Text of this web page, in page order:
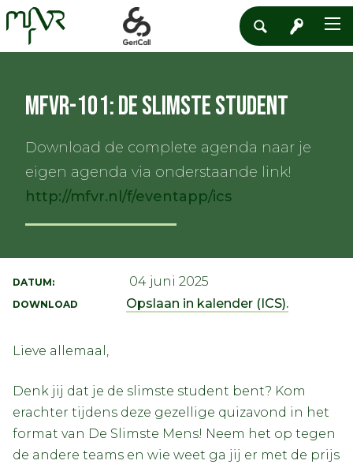
MFVR-101: De Slimste Student
Download de complete agenda naar je
eigen agenda via onderstaande link!
http://mfvr.nl/f/eventapp/ics
DATUM: 04 juni 2025
DOWNLOAD Opslaan in kalender (ICS).
Lieve allemaal,
Denk jij dat je de slimste student bent? Kom
erachter tijdens deze gezellige quizavond in het
format van De Slimste Mens! Neem het op tegen
de andere teams en wie weet ga jij er met de prijs